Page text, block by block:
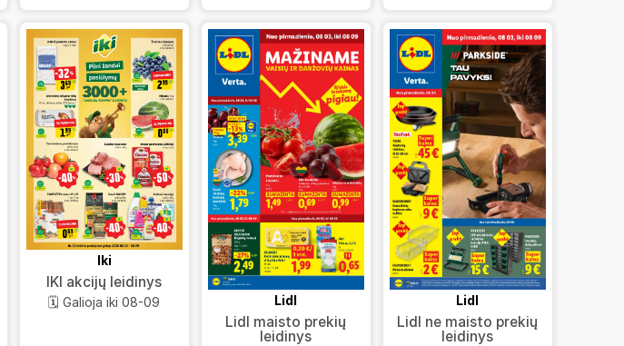
Iki
IKI akcijų leidinys
🗓️ Galioja iki 08-09 Lidl
Lidl maisto prekių
leidinys
Lidl
Lidl ne maisto prekių
leidinys